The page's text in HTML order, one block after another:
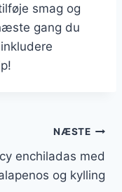
smag og
gang du
NÆSTE
enchiladas med
og kylling